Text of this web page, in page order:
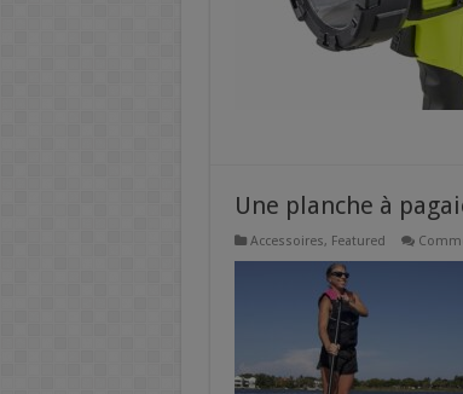
Une planche à
Accessoires, Featured